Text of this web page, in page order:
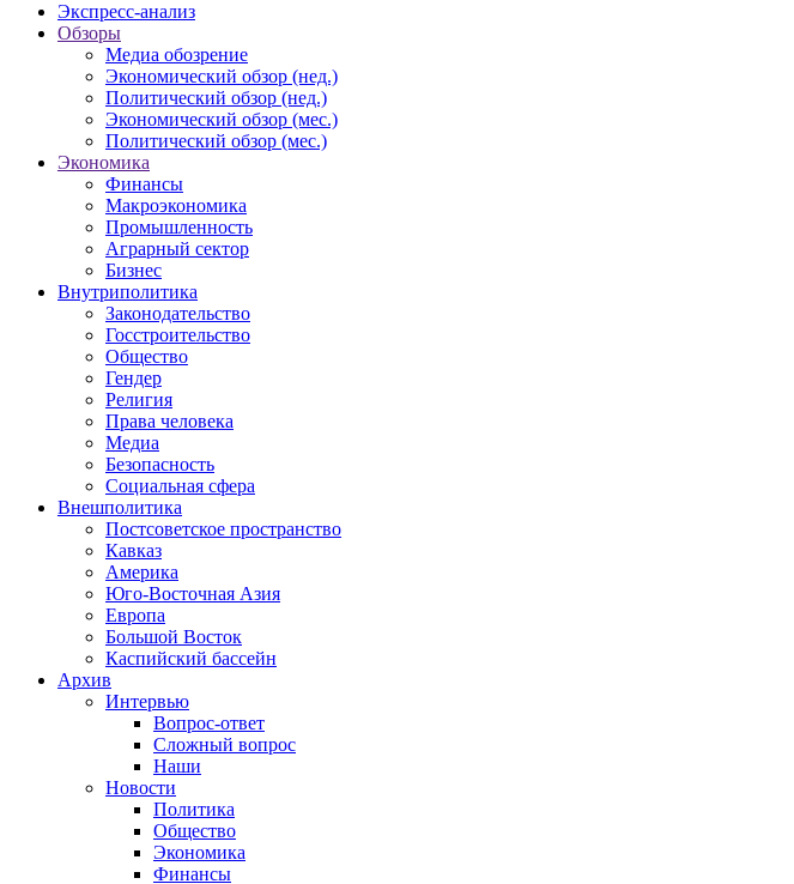
Экспресс-анализ
Обзоры
Медиа обозрение
Экономический обзор (нед.)
Политический обзор (нед.)
Экономический обзор (мес.)
Политический обзор (мес.)
Экономика
Финансы
Макроэкономика
Промышленность
Аграрный сектор
Бизнес
Внутриполитика
Законодательство
Госстроительство
Общество
Гендер
Религия
Права человека
Медиа
Безопасность
Социальная сфера
Внешполитика
Постсоветское пространство
Кавказ
Америка
Юго-Восточная Азия
Европа
Большой Восток
Каспийский бассейн
Архив
Интервью
Вопрос-ответ
Сложный вопрос
Наши
Новости
Политика
Общество
Экономика
Финансы